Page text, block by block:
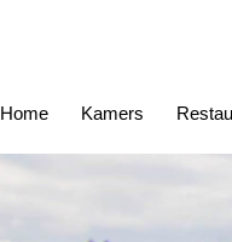
Home Kamers